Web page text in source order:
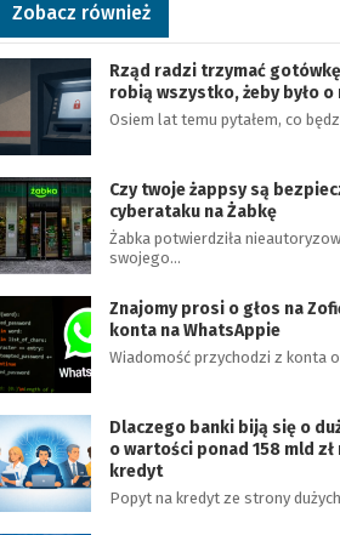
Zobacz również
Rząd radzi trzymać
robią wszystko, żeby było
Osiem lat temu pytałem, co
Czy twoje żappsy są
cyberataku na Żabkę
Żabka potwierdziła
swojego…
Znajomy prosi o głos na
konta na WhatsAppie
Wiadomość przychodzi z konta
Dlaczego banki biją się o
o wartości ponad 158 mld
kredyt
Popyt na kredyt ze strony